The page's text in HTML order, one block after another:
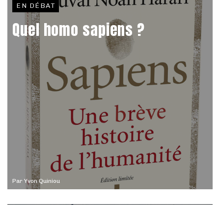
Par Yvon Quiniou
EN DÉBAT
Quel homo sapiens ?